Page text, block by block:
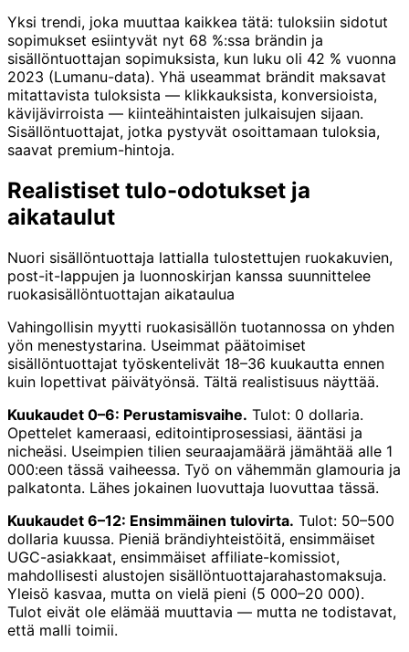
Yksi trendi, joka muuttaa kaikkea tätä: tuloksiin sidotut
sopimukset esiintyvät nyt 68 %:ssa brändin ja
sisällöntuottajan sopimuksista, kun luku oli 42 % vuonna
2023 (Lumanu-data). Yhä useammat brändit maksavat
mitattavista tuloksista — klikkauksista, konversioista,
kävijävirroista — kiinteähintaisten julkaisujen sijaan.
Sisällöntuottajat, jotka pystyvät osoittamaan tuloksia,
saavat premium-hintoja.
Realistiset tulo-odotukset ja
aikataulut
Nuori sisällöntuottaja lattialla tulostettujen ruokakuvien,
post-it-lappujen ja luonnoskirjan kanssa suunnittelee
ruokasisällöntuottajan aikataulua
Vahingollisin myytti ruokasisällön tuotannossa on yhden
yön menestystarina. Useimmat päätoimiset
sisällöntuottajat työskentelivät 18–36 kuukautta ennen
kuin lopettivat päivätyönsä. Tältä realistisuus näyttää.
Kuukaudet 0–6: Perustamisvaihe. Tulot: 0 dollaria.
Opettelet kameraasi, editointiprosessiasi, ääntäsi ja
nicheäsi. Useimpien tilien seuraajamäärä jämähtää alle 1
000:een tässä vaiheessa. Työ on vähemmän glamouria ja
palkatonta. Lähes jokainen luovuttaja luovuttaa tässä.
Kuukaudet 6–12: Ensimmäinen tulovirta. Tulot: 50–500
dollaria kuussa. Pieniä brändiyhteistöitä, ensimmäiset
UGC-asiakkaat, ensimmäiset affiliate-komissiot,
mahdollisesti alustojen sisällöntuottajarahastomaksuja.
Yleisö kasvaa, mutta on vielä pieni (5 000–20 000).
Tulot eivät ole elämää muuttavia — mutta ne todistavat,
että malli toimii.